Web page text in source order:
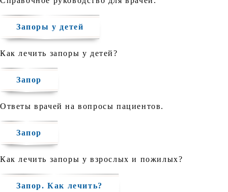
Запоры у детей
Как лечить запоры у детей?
Запор
Ответы врачей на вопросы пациентов.
Запор
Как лечить запоры у взрослых и пожилых?
Запор. Как лечить?